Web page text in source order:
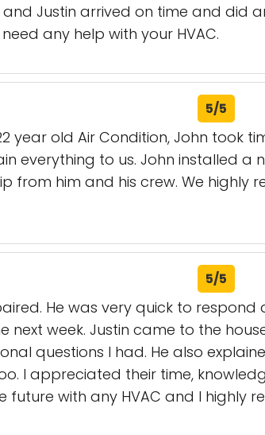
Justin arrived on time and did
any help with your HVAC.
5/5
year old Air Condition, John took
everything to us. John installed a
from him and his crew. We highly
5/5
He was very quick to respond
week. Justin came to the
questions I had. He also
I appreciated their time,
future with any HVAC and I highly